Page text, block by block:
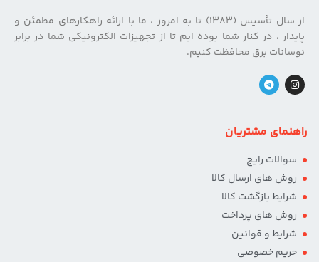
از سال تأسیس (۱۳۸۳) تا به امروز ، ما با ارائه راهکارهای مطمئن و
پایدار ، در کنار شما بوده ایم تا از تجهیزات الکترونیکی شما در برابر
نوسانات برق محافظت کنیم.
راهنمای مشتریان
سوالات رایج
روش های ارسال کالا
شرایط بازگشت کالا
روش های پرداخت
شرایط و قوانین
حریم خصوصی